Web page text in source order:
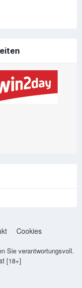
Cookies
Sie verantwortungsvoll.
[18+]